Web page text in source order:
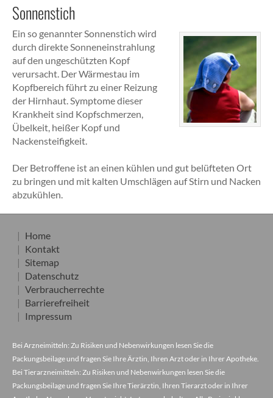
Sonnenstich
Ein so genannter Sonnenstich wird
durch direkte Sonneneinstrahlung
auf den ungeschützten Kopf
verursacht. Der Wärmestau im
Kopfbereich führt zu einer Reizung
der Hirnhaut. Symptome dieser
Krankheit sind Kopfschmerzen,
Übelkeit, heißer Kopf und
Nackensteifigkeit.
Der Betroffene ist an einen kühlen und gut belüfteten Ort
zu bringen und mit kalten Umschlägen auf Stirn und Nacken
abzukühlen.
Home
Kontakt
Sitemap
Datenschutz
Verbraucherrechte
Barrierefreiheit
Impressum
Bei Arzneimitteln: Zu Risiken und Nebenwirkungen lesen Sie die
Packungsbeilage und fragen Sie Ihre Ärztin, Ihren Arzt oder in Ihrer Apotheke.
Bei Tierarzneimitteln: Zu Risiken und Nebenwirkungen lesen Sie die
Packungsbeilage und fragen Sie Ihre Tierärztin, Ihren Tierarzt oder in Ihrer